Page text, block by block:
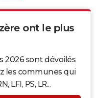
ont le plus
2026 sont dévoilés
les communes qui
LFI, PS, LR...